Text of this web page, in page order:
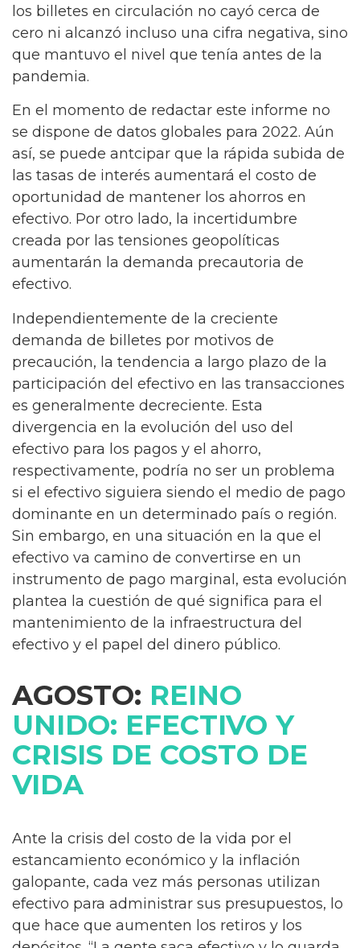
los billetes en circulación no cayó cerca de
cero ni alcanzó incluso una cifra negativa, sino
que mantuvo el nivel que tenía antes de la
pandemia.
En el momento de redactar este informe no
se dispone de datos globales para 2022. Aún
así, se puede antcipar que la rápida subida de
las tasas de interés aumentará el costo de
oportunidad de mantener los ahorros en
efectivo. Por otro lado, la incertidumbre
creada por las tensiones geopolíticas
aumentarán la demanda precautoria de
efectivo.
Independientemente de la creciente
demanda de billetes por motivos de
precaución, la tendencia a largo plazo de la
participación del efectivo en las transacciones
es generalmente decreciente. Esta
divergencia en la evolución del uso del
efectivo para los pagos y el ahorro,
respectivamente, podría no ser un problema
si el efectivo siguiera siendo el medio de pago
dominante en un determinado país o región.
Sin embargo, en una situación en la que el
efectivo va camino de convertirse en un
instrumento de pago marginal, esta evolución
plantea la cuestión de qué significa para el
mantenimiento de la infraestructura del
efectivo y el papel del dinero público.
AGOSTO: REINO
UNIDO: EFECTIVO Y
CRISIS DE COSTO DE
VIDA
Ante la crisis del costo de la vida por el
estancamiento económico y la inflación
galopante, cada vez más personas utilizan
efectivo para administrar sus presupuestos, lo
que hace que aumenten los retiros y los